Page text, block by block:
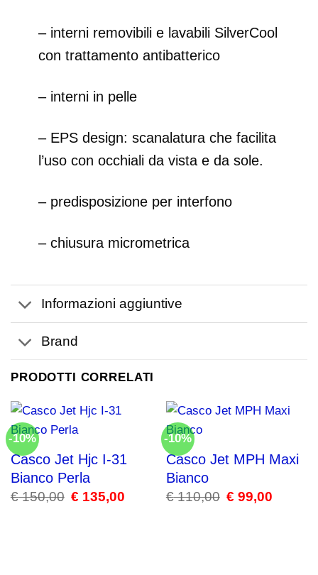
– interni removibili e lavabili SilverCool
con trattamento antibatterico
– interni in pelle
– EPS design: scanalatura che facilita
l’uso con occhiali da vista e da sole.
– predisposizione per interfono
– chiusura micrometrica
Informazioni aggiuntive
Brand
PRODOTTI CORRELATI
-10%
Casco Jet Hjc I-31
Bianco Perla
€150,00 Il
prezzo
€ 135,00
-10%
Casco Jet MPH Maxi
Bianco
€110,00 Il
prezzo
€ 99,00